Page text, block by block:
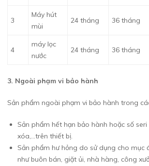
3
Máy hút
mùi
24 tháng 36 tháng
4
máy lọc
nước
24 tháng 36 tháng
3. Ngoài phạm vi bảo hành
Sản phẩm ngoài phạm vi bảo hành trong
Sản phẩm hết hạn bảo hành hoặc số
xóa,…trên thiết bị.
Sản phẩm hư hỏng do sử dụng cho mục
như buôn bán, giặt ủi, nhà hàng, công